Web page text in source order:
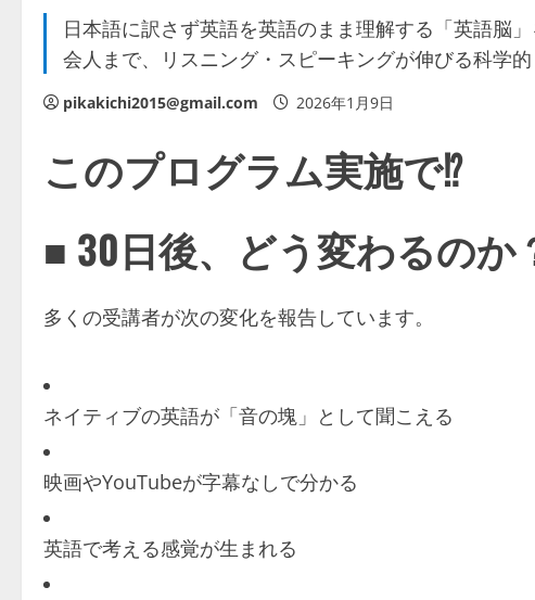
日本語に訳さず英語を英語のまま理解する「英語脳
会人まで、リスニング・スピーキングが伸びる科学
pikakichi2015@gmail.com 2026年1月9日
このプログラム実施で⁉
■ 30日後、どう変わるのか
多くの受講者が次の変化を報告しています。
ネイティブの英語が「音の塊」として聞こえる
映画やYouTubeが字幕なしで分かる
英語で考える感覚が生まれる